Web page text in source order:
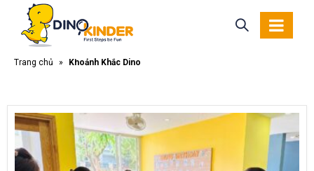
Trang chủ » Khoảnh Khắc Dino